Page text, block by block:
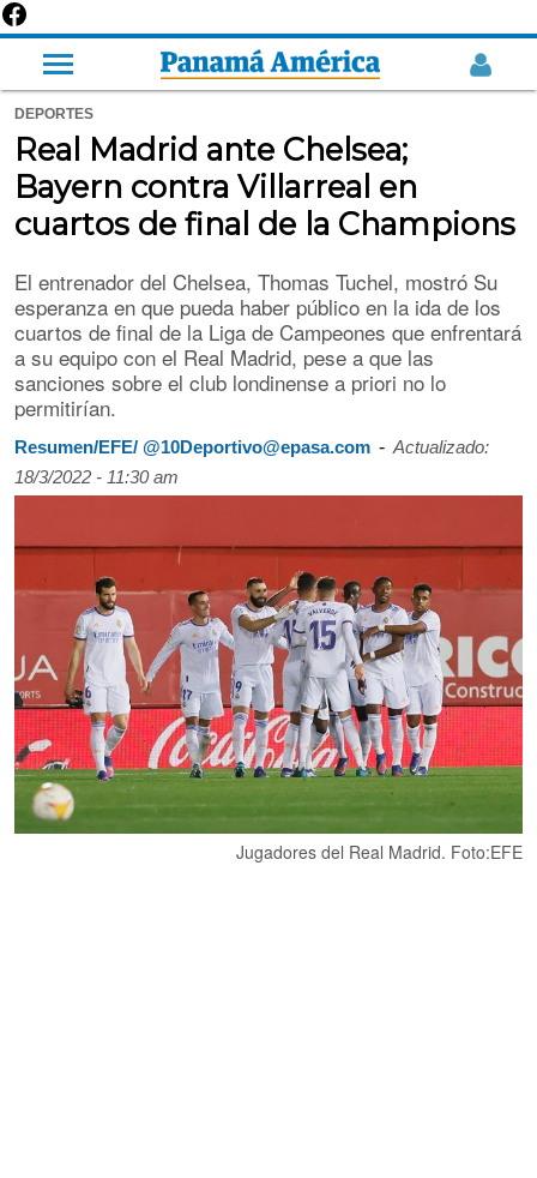
DEPORTES
Real Madrid ante Chelsea;
Bayern contra Villarreal en
cuartos de final de la Champions
El entrenador del Chelsea, Thomas Tuchel, mostró Su
esperanza en que pueda haber público en la ida de los
cuartos de final de la Liga de Campeones que enfrentará
a su equipo con el Real Madrid, pese a que las
sanciones sobre el club londinense a priori no lo
permitirían.
Resumen/EFE/ @10Deportivo@epasa.com - Actualizado:
18/3/2022 - 11:30 am
Jugadores del Real Madrid. Foto:EFE